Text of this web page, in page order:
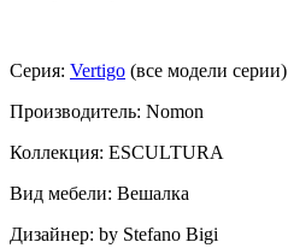
Серия: Vertigo (все модели серии)
Производитель: Nomon
Коллекция: ESCULTURA
Вид мебели: Вешалка
Дизайнер: by Stefano Bigi